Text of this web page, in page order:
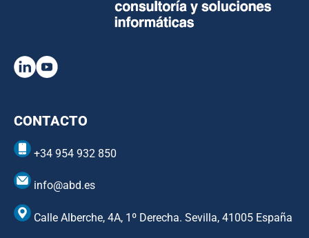
CONTACTO
+34 954 932 850
info@abd.es
Calle Alberche, 4A, 1º Derecha. Sevilla, 41005 España